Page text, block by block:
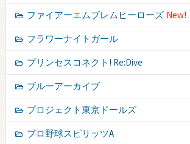
ファイアーエムブレムヒーローズ New!
フラワーナイトガール
プリンセスコネクト! Re:Dive
ブルーアーカイブ
プロジェクト東京ドールズ
プロ野球スピリッツA